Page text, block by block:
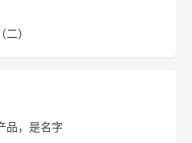
）
品，是名字